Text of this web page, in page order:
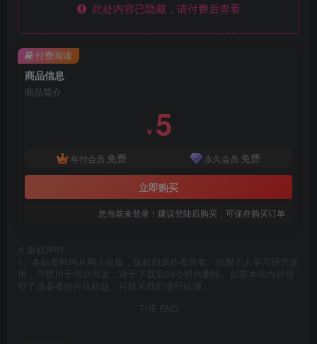
此处内容已隐藏，请付费后查看
商品信息
商品简介
￥ 5
年付会员 免费 永久会员 免费
立即购买
您当前未登录！建议登陆后购买，可保存购买订单
付费阅读
版权声明
1、本站资料均从网上收集，版权归原作者所有。仅限个人学习研究使
用，严禁用于商业用途，请于下载后24小时内删除。如若本站内容侵
犯了原著者的合法权益，可联系我们进行处理。
THE END